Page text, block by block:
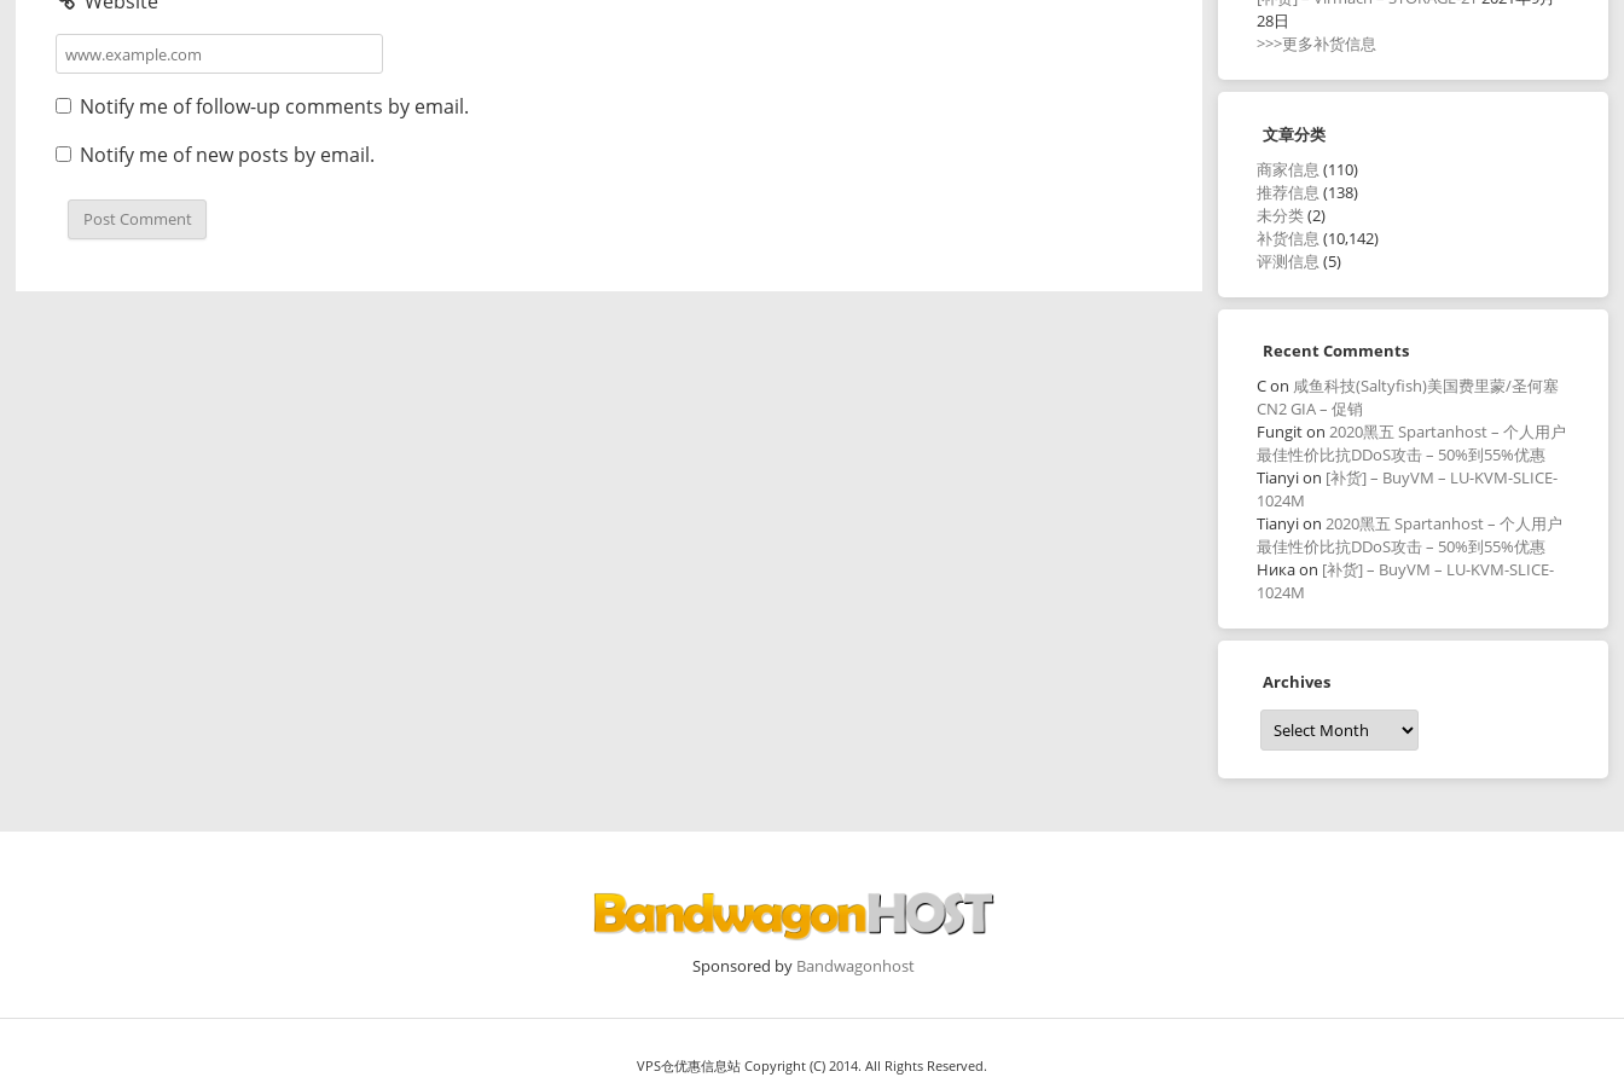
Notify me of follow-up comments by email.
Notify me of new posts by email.
28日
>>>更多补货信息
文章分类
商家信息 (110)
推荐信息 (138)
未分类(2)
补货信息 (10,142)
评测信息 (5)
Recent Comments
Con 咸鱼科技(Saltyfish)美国费里蒙/圣何塞
CN2 GIA – 促销
Fungiton2020黑五 Spartanhost – 个人用户
最佳性价比抗DDoS攻击 – 50%到55%优惠
Tianyion [补货] – BuyVM – LU-KVM-SLICE-
1024M
Tianyion2020黑五 Spartanhost – 个人用户
最佳性价比抗DDoS攻击 – 50%到55%优惠
Никаon [补货] – BuyVM – LU-KVM-SLICE-
1024M
Archives
Archives
Sponsored by Bandwagonhost
VPS仓优惠信息站 Copyright (C) 2014. All Rights Reserved.